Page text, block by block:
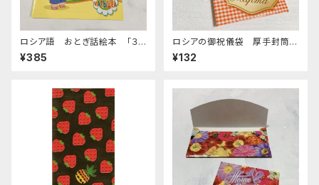
ロシア語 おとぎ話絵本 「３
匹のぶた シールブック」
¥385
ロシアの御祝儀袋 厚手封筒
E-281 「3/8 国際婦人デー
リボン」
¥132